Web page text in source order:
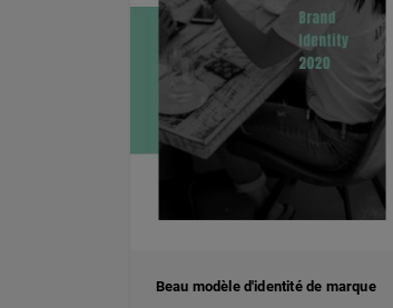
Beau modèle d'identité de marque